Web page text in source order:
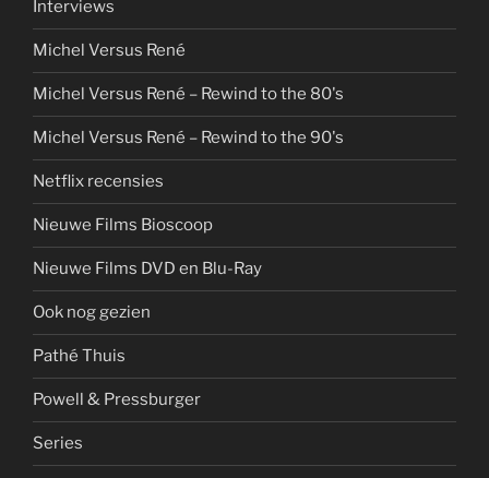
Interviews
Michel Versus René
Michel Versus René – Rewind to the 80's
Michel Versus René – Rewind to the 90's
Netflix recensies
Nieuwe Films Bioscoop
Nieuwe Films DVD en Blu-Ray
Ook nog gezien
Pathé Thuis
Powell & Pressburger
Series